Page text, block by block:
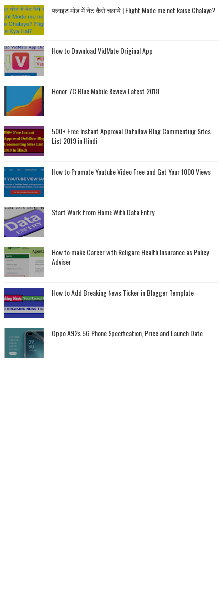
फ्लाइट मोड में नेट कैसे चलाये | Flight Mode me net kaise Chalaye?
How to Download VidMate Original App
Honor 7C Blue Mobile Review Latest 2018
500+ Free Instant Approval Dofollow Blog Commenting Sites
List 2019 in Hindi
How to Promote Youtube Video Free and Get Your 1000 Views
Start Work from Home With Data Entry
How to make Career with Religare Health Insurance as Policy
Adviser
How to Add Breaking News Ticker in Blogger Template
Oppo A92s 5G Phone Specification, Price and Launch Date